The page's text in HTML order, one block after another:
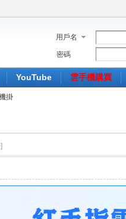
用戶名
密碼
YouTube 雲手機購買
掛